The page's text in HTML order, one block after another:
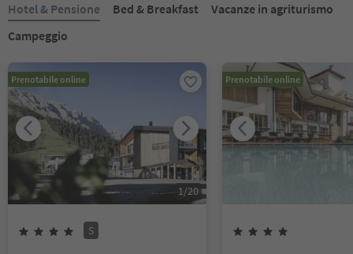
Hotel & Pensione Bed & Breakfast
Vacanze in agriturismo
Campeggio
Prenotabile online
1/20
S
Prenotabile online